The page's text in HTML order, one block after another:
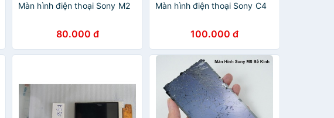
Màn hình điện thoại Sony M2
80.000 đ
Màn hình điện thoại Sony C4
100.000 đ